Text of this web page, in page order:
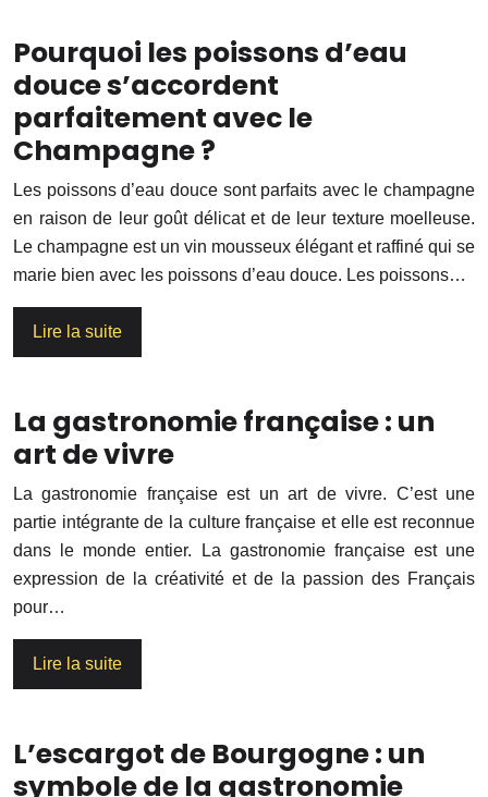
Pourquoi les poissons d’eau
douce s’accordent
parfaitement avec le
Champagne ?
Les poissons d’eau douce sont parfaits avec le champagne
en raison de leur goût délicat et de leur texture moelleuse.
Le champagne est un vin mousseux élégant et raffiné qui se
marie bien avec les poissons d’eau douce. Les poissons…
Lire la suite
La gastronomie française : un
art de vivre
La gastronomie française est un art de vivre. C’est une
partie intégrante de la culture française et elle est reconnue
dans le monde entier. La gastronomie française est une
expression de la créativité et de la passion des Français
pour…
Lire la suite
L’escargot de Bourgogne : un
symbole de la gastronomie